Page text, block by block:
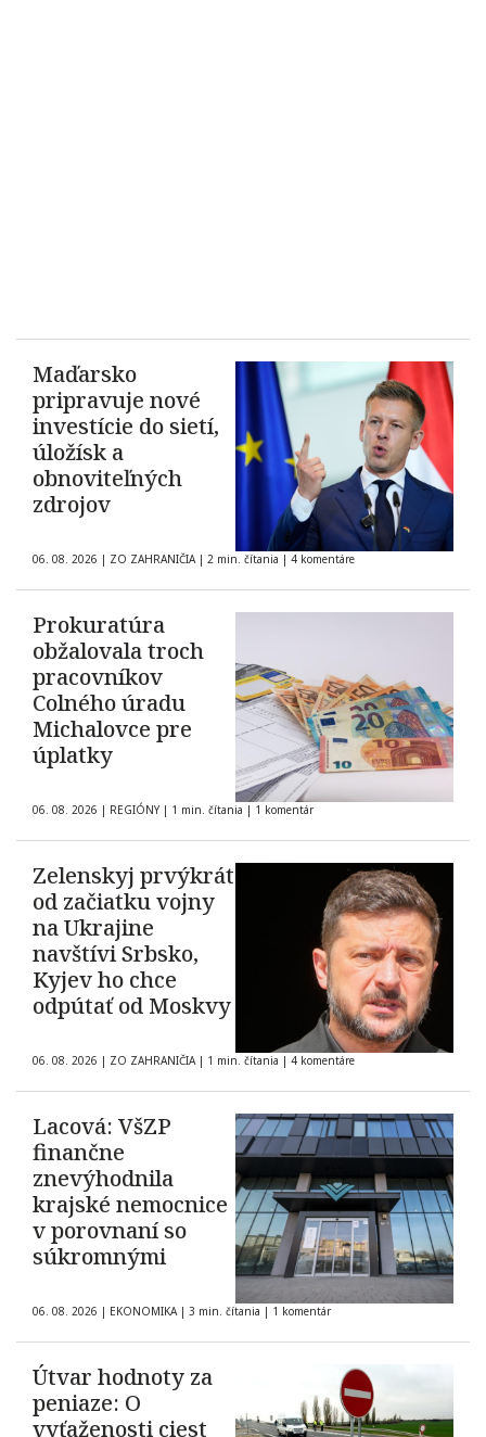
Maďarsko
pripravuje nové
investície do sietí,
úložísk a
obnoviteľných
zdrojov
06. 08. 2026 | ZO ZAHRANIČIA | 2 min. čítania | 4 komentáre
Prokuratúra
obžalovala troch
pracovníkov
Colného úradu
Michalovce pre
úplatky
06. 08. 2026 | REGIÓNY | 1 min. čítania | 1 komentár
Zelenskyj prvýkrát
od začiatku vojny
na Ukrajine
navštívi Srbsko,
Kyjev ho chce
odpútať od Moskvy
06. 08. 2026 | ZO ZAHRANIČIA | 1 min. čítania | 4 komentáre
Lacová: VšZP
finančne
znevýhodnila
krajské nemocnice
v porovnaní so
súkromnými
06. 08. 2026 | EKONOMIKA | 3 min. čítania | 1 komentár
Útvar hodnoty za
peniaze: O
vyťaženosti ciest